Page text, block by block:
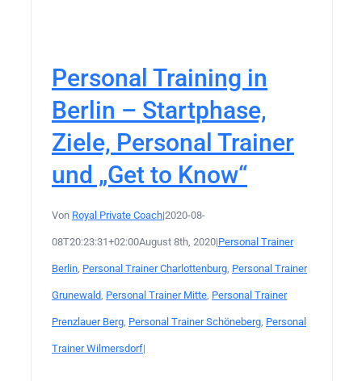
Personal Training in
Berlin – Startphase,
Ziele, Personal Trainer
und „Get to Know“
Von Royal Private Coach|2020-08-
08T20:23:31+02:00August 8th, 2020|Personal Trainer
Berlin Personal Trainer Charlottenburg Personal Trainer
Grunewald Personal Trainer Mitte Personal Trainer
Prenzlauer Berg Personal Trainer Schöneberg Personal
Trainer Wilmersdorf|